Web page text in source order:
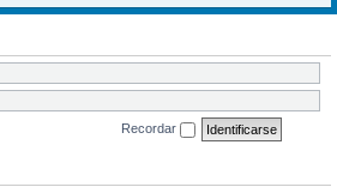
Recordar